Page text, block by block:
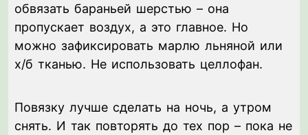
обвязать бараньей шерстью – она
пропускает воздух, а это главное. Но
можно зафиксировать марлю льняной или
х/б тканью. Не использовать целлофан.
Повязку лучше сделать на ночь, а утром
снять. И так повторять до тех пор – пока не